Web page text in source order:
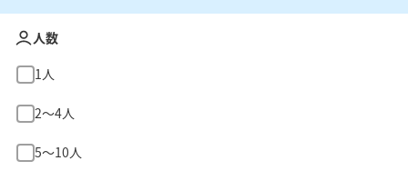
人数
1人
2〜4人
5〜10人